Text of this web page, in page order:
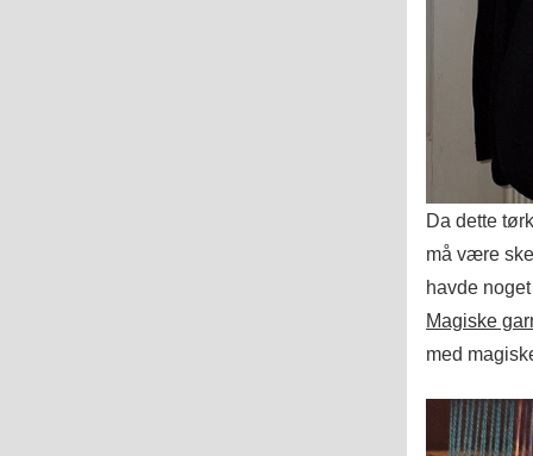
Da dette
må være
havde
Magiske
med